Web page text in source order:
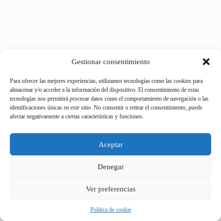
Gestionar consentimiento
Para ofrecer las mejores experiencias, utilizamos tecnologías como las cookies para
almacenar y/o acceder a la información del dispositivo. El consentimiento de estas
tecnologías nos permitirá procesar datos como el comportamiento de navegación o las
identificaciones únicas en este sitio. No consentir o retirar el consentimiento, puede
afectar negativamente a ciertas características y funciones.
Aceptar
Denegar
Ver preferencias
Política de cookie
contacto@rdelbufalo.com
© Ricardo Del Bufalo [oceanwp_date] -Diseño & Desarrollo
por FV
contacto@rdelbufalo.com